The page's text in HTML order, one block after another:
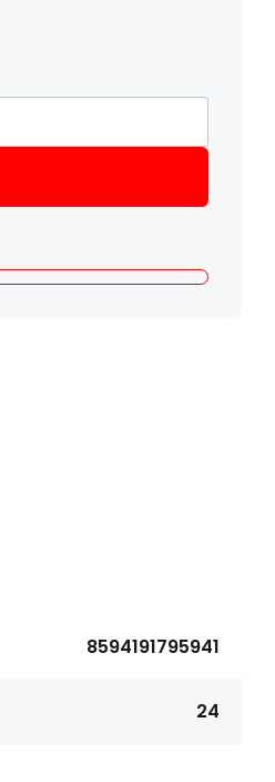
8594191795941
24